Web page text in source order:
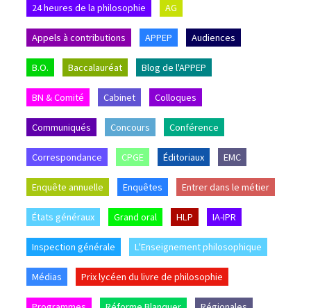
24 heures de la philosophie AG
Appels à contributions APPEP Audiences
B.O. Baccalauréat Blog de l'APPEP
BN & Comité Cabinet Colloques
Communiqués Concours Conférence
Correspondance CPGE Éditoriaux EMC
Enquête annuelle Enquêtes Entrer dans le métier
États généraux Grand oral HLP IA-IPR
Inspection générale L'Enseignement philosophique
Médias Prix lycéen du livre de philosophie